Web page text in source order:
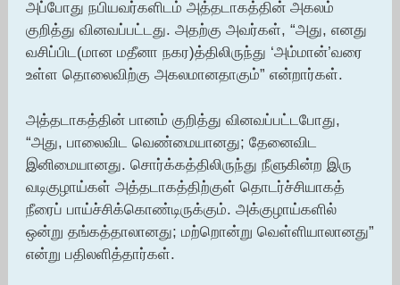
அப்போது நபியவர்களிடம் அத்தடாகத்தின் அகலம்
குறித்து வினவப்பட்டது. அதற்கு அவர்கள், “அது, எனது
வசிப்பிட(மான மதீனா நகர)த்திலிருந்து ‘அம்மான்’வரை
உள்ள தொலைவிற்கு அகலமானதாகும்” என்றார்கள்.
அத்தடாகத்தின் பானம் குறித்து வினவப்பட்டபோது,
“அது, பாலைவிட வெண்மையானது; தேனைவிட
இனிமையானது. சொர்க்கத்திலிருந்து நீளுகின்ற இரு
வடிகுழாய்கள் அத்தடாகத்திற்குள் தொடர்ச்சியாகத்
நீரைப் பாய்ச்சிக்கொண்டிருக்கும். அக்குழாய்களில்
ஒன்று தங்கத்தாலானது; மற்றொன்று வெள்ளியாலானது”
என்று பதிலளித்தார்கள்.